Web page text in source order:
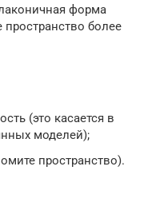
форма
пространство более
(это касается в
моделей);
пространство).